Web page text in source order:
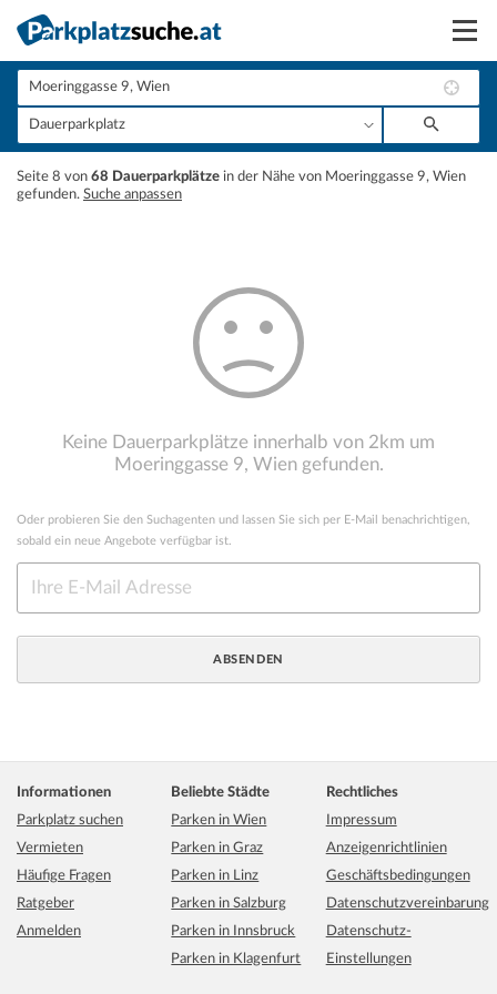
Suchen
Vermieten
Anmelden
Seite 8 von 68 Dauerparkplätze in der Nähe von Moeringgasse 9, Wien
gefunden. Suche anpassen
Keine Dauerparkplätze innerhalb von 2km um
Moeringgasse 9, Wien gefunden.
Oder probieren Sie den Suchagenten und lassen Sie sich per E-Mail benachrichtigen,
sobald ein neue Angebote verfügbar ist.
Informationen
Parkplatz suchen
Vermieten
Häufige Fragen
Ratgeber
Anmelden
Beliebte Städte
Parken in Wien
Parken in Graz
Parken in Linz
Parken in Salzburg
Parken in Innsbruck
Parken in Klagenfurt
Rechtliches
Impressum
Anzeigenrichtlinien
Geschäftsbedingungen
Datenschutzvereinbarung
Datenschutz-
Einstellungen
+